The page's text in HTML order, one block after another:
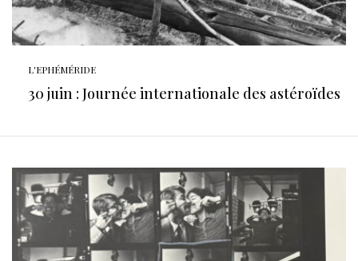
L'EPHÉMÉRIDE
30 juin : Journée internationale des astéroïdes